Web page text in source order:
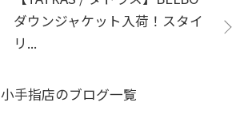
ダウンジャケット入荷！スタイ
リ...
小手指店のブログ一覧